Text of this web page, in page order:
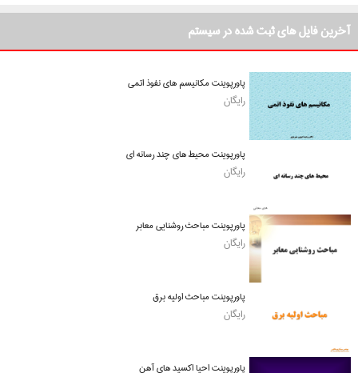
آخرین فایل های ثبت شده در سیستم
پاورپوینت مکانیسم های نفوذ اتمی
رایگان
پاورپوینت محیط های چند رسانه ای
رایگان
پاورپوینت مباحث روشنایی معابر
رایگان
پاورپوینت مباحث اولیه برق
رایگان
پاورپوینت احیا اکسید های آهن